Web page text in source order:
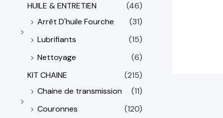
HUILE & ENTRETIEN
(46)
Arrêt D'huile Fourche
(31)
Lubrifiants
(15)
Nettoyage
(6)
KIT CHAINE
(215)
Chaine de transmission
(11)
Couronnes
(120)